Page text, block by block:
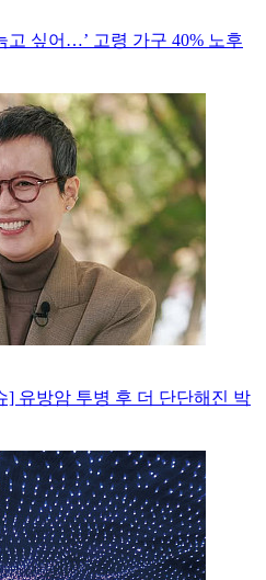
고 싶어…’ 고령 가구 40% 노후
] 유방암 투병 후 더 단단해진 박